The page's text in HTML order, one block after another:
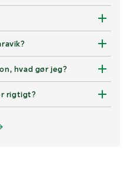
hvad gør jeg?
rigtigt?